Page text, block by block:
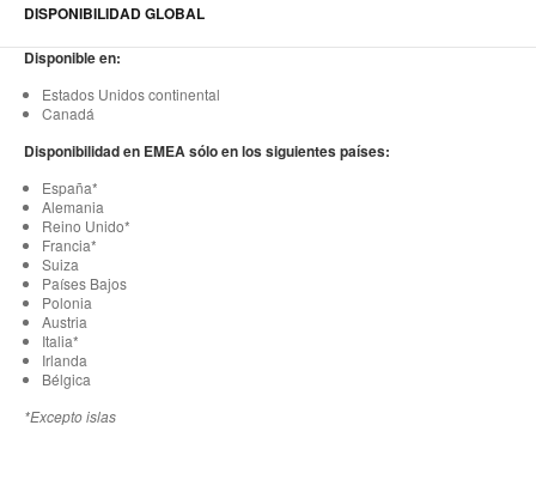
DISPONIBILIDAD GLOBAL
Disponible en:
Estados Unidos continental
Canadá
Disponibilidad en EMEA sólo en los siguientes países:
España*
Alemania
Reino Unido*
Francia*
Suiza
Países Bajos
Polonia
Austria
Italia*
Irlanda
Bélgica
*Excepto islas